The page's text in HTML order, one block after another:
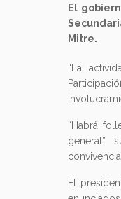
El
Mitre.
“La
“Habrá
general”,
El